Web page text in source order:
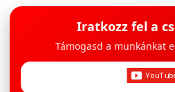
Iratkozz fel a
Támogasd a munkánkat